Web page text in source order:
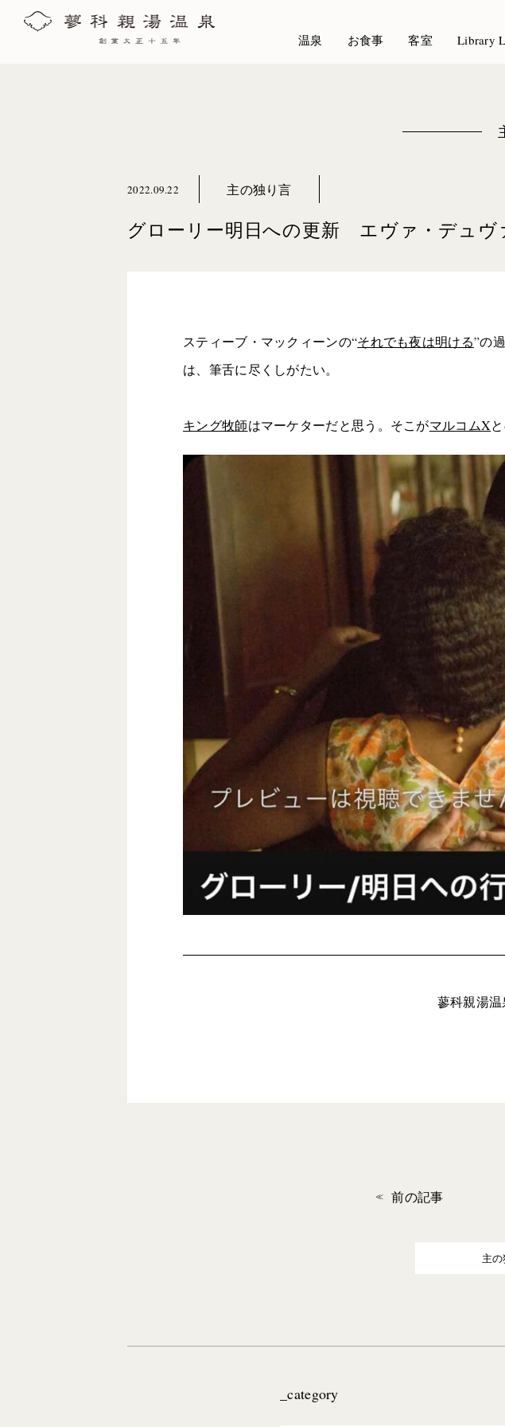
温泉 お食事 客室 Library
2022.09.22 主の独り言
グローリー明日への更新 エヴァ・デュヴ
スティーブ・マックィーンの“それでも夜は明ける”の
は、筆舌に尽くしがたい。
キング牧師はマーケターだと思う。そこがマルコムX
蓼科親湯
前の記事
主
_category